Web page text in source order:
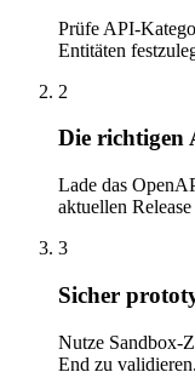
Prüfe API-
Entitäten
2
Die richtigen
Lade das
aktuellen
3
Sicher
Nutze Sandbox-
End zu validieren.